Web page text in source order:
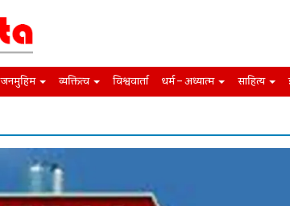
जनमुहिम व्यक्तित्व विश्ववार्ता धर्म – अध्यात्म साहित्य